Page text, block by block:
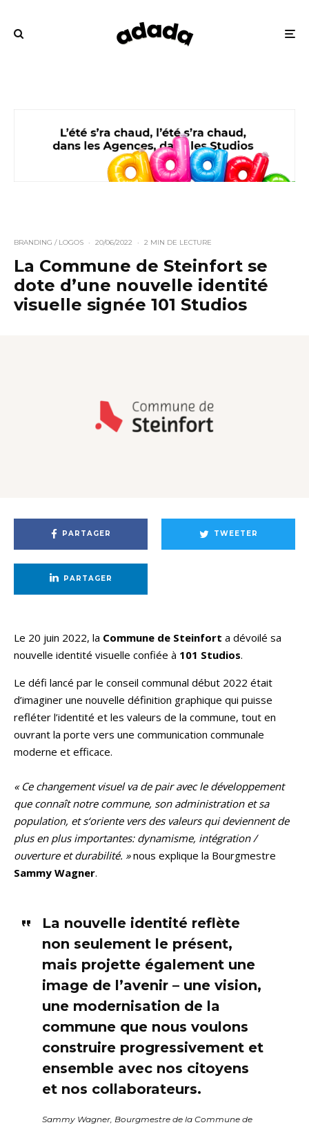
BRANDING / LOGOS · 20/06/2022 · 2 MIN DE LECTURE
La Commune de Steinfort se
dote d’une nouvelle identité
visuelle signée 101 Studios
PARTAGER TWEETER
PARTAGER
Le 20 juin 2022, la Commune de Steinfort a dévoilé sa
nouvelle identité visuelle confiée à 101 Studios.
Le défi lancé par le conseil communal début 2022 était
d’imaginer une nouvelle définition graphique qui puisse
refléter l’identité et les valeurs de la commune, tout en
ouvrant la porte vers une communication communale
moderne et efficace.
« Ce changement visuel va de pair avec le développement
que connaît notre commune, son administration et sa
population, et s‘oriente vers des valeurs qui deviennent de
plus en plus importantes: dynamisme, intégration /
ouverture et durabilité. »nous explique la Bourgmestre
Sammy Wagner.
La nouvelle identité reflète
non seulement le présent,
mais projette également une
image de l’avenir – une vision,
une modernisation de la
commune que nous voulons
construire progressivement et
ensemble avec nos citoyens
et nos collaborateurs.
Sammy Wagner, Bourgmestre de la Commune de